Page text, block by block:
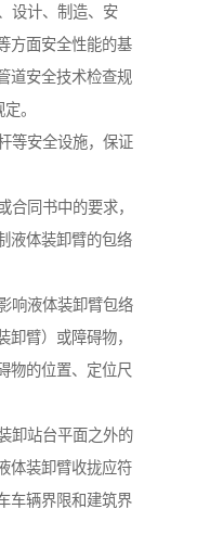
设计、制造、安
方面安全性能的基
道安全技术检查规
。
等安全设施，保证
合同书中的要求，
液体装卸臂的包络
响液体装卸臂包络
卸臂）或障碍物，
物的位置、定位尺
卸站台平面之外的
体装卸臂收拢应符
车辆界限和建筑界